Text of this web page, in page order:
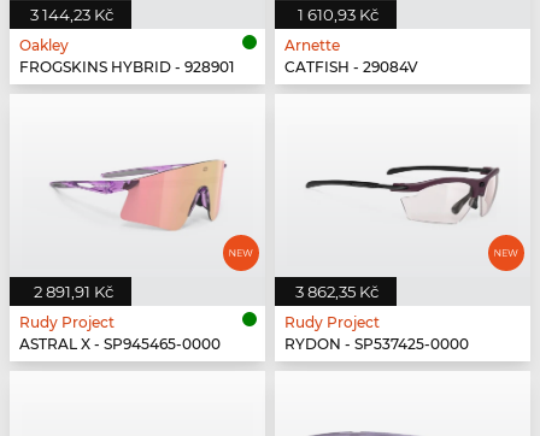
3 144,23 Kč
Oakley
FROGSKINS HYBRID - 928901
1 610,93 Kč
Arnette
CATFISH - 29084V
2 891,91 Kč
Rudy Project
ASTRAL X - SP945465-0000
3 862,35 Kč
Rudy Project
RYDON - SP537425-0000